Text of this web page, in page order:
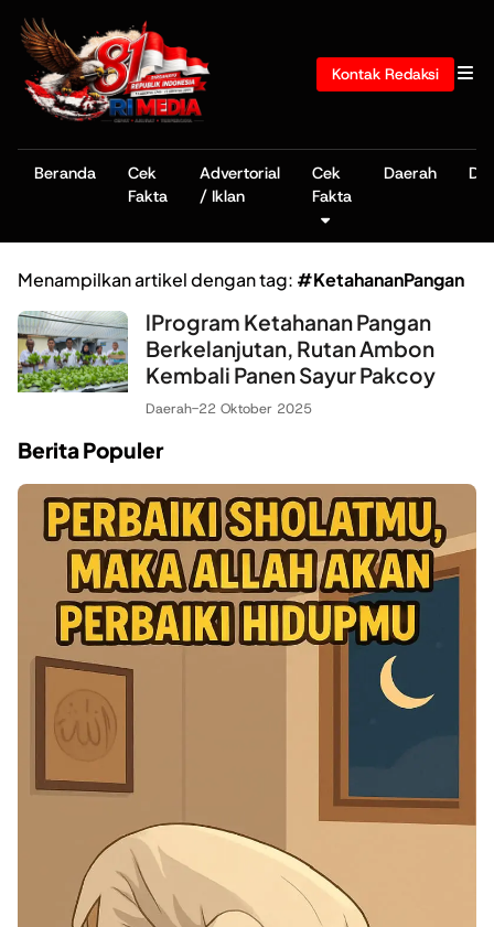
Kontak Redaksi
Beranda
Cek
Fakta
Advertorial
/ Iklan
Cek
Fakta
Daerah
Menampilkan artikel dengan tag: #KetahananPangan
lProgram Ketahanan Pangan
Berkelanjutan, Rutan Ambon
Kembali Panen Sayur Pakcoy
Daerah-22 Oktober 2025
Berita Populer